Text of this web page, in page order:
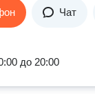
Чат
до 20:00